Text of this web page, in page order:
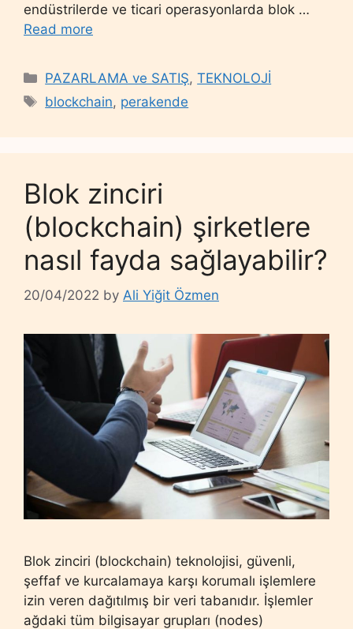
endüstrilerde ve ticari operasyonlarda blok …
Read more
Categories
PAZARLAMA ve SATIŞ,TEKNOLOJİ
Tags
blockchain, perakende
Blok zinciri
(blockchain) şirketlere
nasıl fayda sağlayabilir?
20/04/2022 by Ali Yiğit Özmen
Blok zinciri (blockchain) teknolojisi, güvenli,
şeffaf ve kurcalamaya karşı korumalı işlemlere
izin veren dağıtılmış bir veri tabanıdır. İşlemler
ağdaki tüm bilgisayar grupları (nodes)